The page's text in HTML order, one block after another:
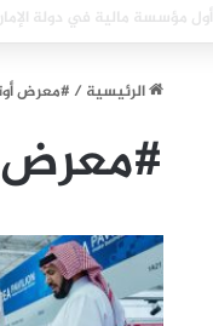
العقاري الخامس في جدة
الرئيسية/ #معرض
#معرض